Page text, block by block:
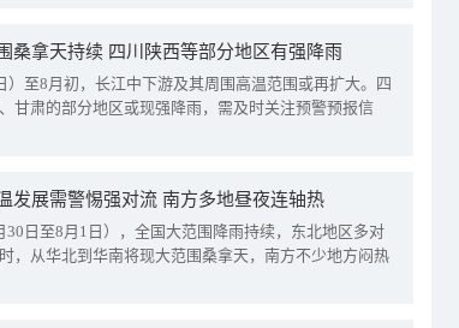
桑拿天持续 四川陕西等部分地区有强降雨
）至8月初，长江中下游及其周围高温范围或再扩大。四
甘肃的部分地区或现强降雨，需及时关注预警预报信
发展需警惕强对流 南方多地昼夜连轴热
30日至8月1日），全国大范围降雨持续，东北地区多对
，从华北到华南将现大范围桑拿天，南方不少地方闷热